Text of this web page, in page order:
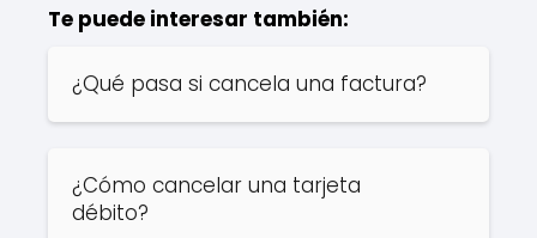
Te puede interesar también:
¿Qué pasa si cancela una factura?
¿Cómo cancelar una tarjeta
débito?